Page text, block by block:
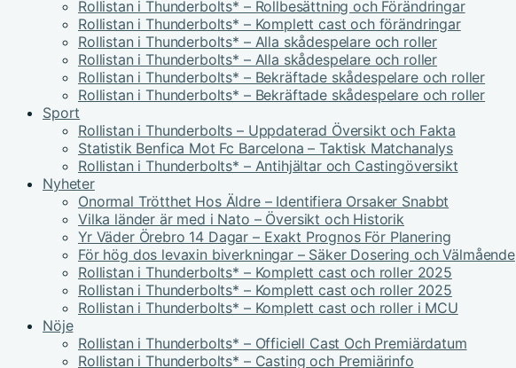
Rollistan i Thunderbolts* – Rollbesättning och Förändringar
Rollistan i Thunderbolts* – Komplett cast och förändringar
Rollistan i Thunderbolts* – Alla skådespelare och roller
Rollistan i Thunderbolts* – Alla skådespelare och roller
Rollistan i Thunderbolts* – Bekräftade skådespelare och roller
Rollistan i Thunderbolts* – Bekräftade skådespelare och roller
Sport
Rollistan i Thunderbolts – Uppdaterad Översikt och Fakta
Statistik Benfica Mot Fc Barcelona – Taktisk Matchanalys
Rollistan i Thunderbolts* – Antihjältar och Castingöversikt
Nyheter
Onormal Trötthet Hos Äldre – Identifiera Orsaker Snabbt
Vilka länder är med i Nato – Översikt och Historik
Yr Väder Örebro 14 Dagar – Exakt Prognos För Planering
För hög dos levaxin biverkningar – Säker Dosering och Välmående
Rollistan i Thunderbolts* – Komplett cast och roller 2025
Rollistan i Thunderbolts* – Komplett cast och roller 2025
Rollistan i Thunderbolts* – Komplett cast och roller i MCU
Nöje
Rollistan i Thunderbolts* – Officiell Cast Och Premiärdatum
Rollistan i Thunderbolts* – Casting och Premiärinfo